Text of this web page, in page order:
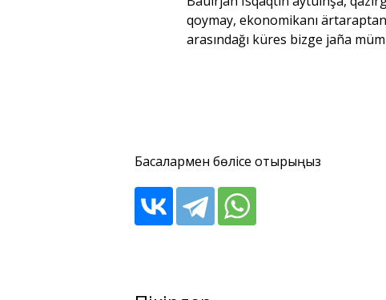
qoymay, ekonomikanı
arasındağı küres bizge jaña
Басқалармен бөлісе отырыңыз